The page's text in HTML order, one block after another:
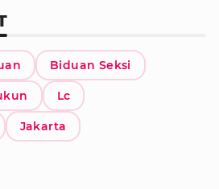
Biduan Seksi
Lc
Jakarta